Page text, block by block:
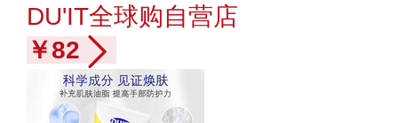
DU'IT全球购自营店
￥82